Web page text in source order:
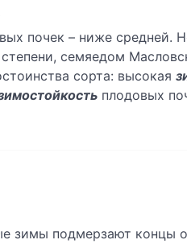
почек – ниже средней.
семяедом
сорта: высокая
плодовых
зимы подмерзают концы